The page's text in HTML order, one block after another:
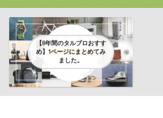
【8年間のタルブロおすす
め】1ページにまとめてみ
ました。